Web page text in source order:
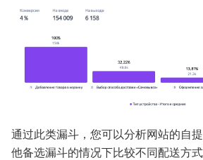
通过此类漏斗，您可以分析网站的自
他备选漏斗的情况下比较不同配送方式